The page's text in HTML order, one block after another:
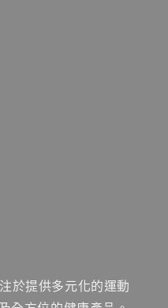
於提供多元化的運動